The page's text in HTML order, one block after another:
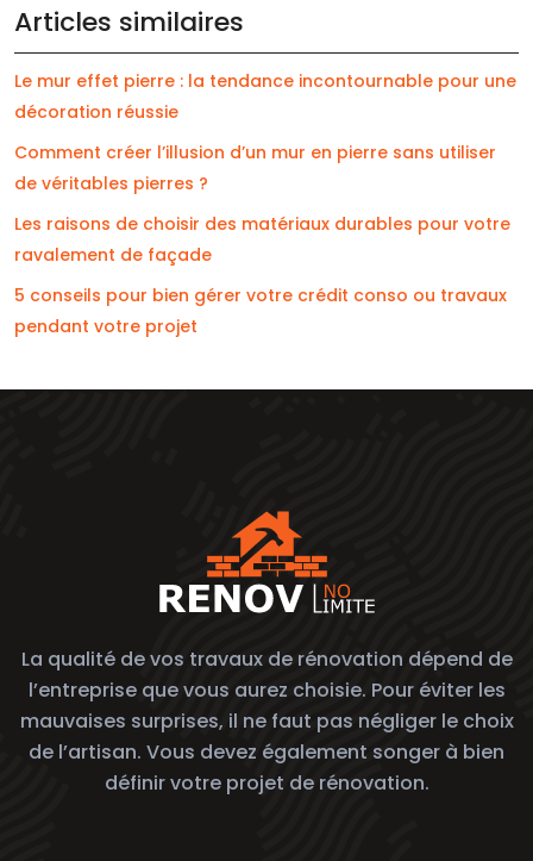
Articles similaires
Le mur effet pierre : la tendance incontournable pour une
décoration réussie
Comment créer l’illusion d’un mur en pierre sans utiliser
de véritables pierres ?
Les raisons de choisir des matériaux durables pour votre
ravalement de façade
5 conseils pour bien gérer votre crédit conso ou travaux
pendant votre projet
La qualité de vos travaux de rénovation dépend de
l’entreprise que vous aurez choisie. Pour éviter les
mauvaises surprises, il ne faut pas négliger le choix
de l’artisan. Vous devez également songer à bien
définir votre projet de rénovation.